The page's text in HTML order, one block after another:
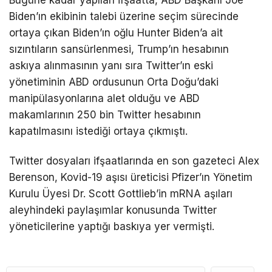
Biden’ın ekibinin talebi üzerine seçim sürecinde
ortaya çıkan Biden’ın oğlu Hunter Biden’a ait
sızıntıların sansürlenmesi, Trump’ın hesabının
askıya alınmasının yanı sıra Twitter’ın eski
yönetiminin ABD ordusunun Orta Doğu’daki
manipülasyonlarına alet olduğu ve ABD
makamlarının 250 bin Twitter hesabının
kapatılmasını istediği ortaya çıkmıştı.
Twitter dosyaları ifşaatlarında en son gazeteci Alex
Berenson, Kovid-19 aşısı üreticisi Pfizer’ın Yönetim
Kurulu Üyesi Dr. Scott Gottlieb’in mRNA aşıları
aleyhindeki paylaşımlar konusunda Twitter
yöneticilerine yaptığı baskıya yer vermişti.